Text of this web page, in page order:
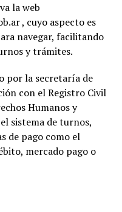
la web
, cuyo aspecto es
navegar, facilitando
y trámites.
por la secretaría de
con el Registro Civil
Humanos y
sistema de turnos,
de pago como el
mercado pago o